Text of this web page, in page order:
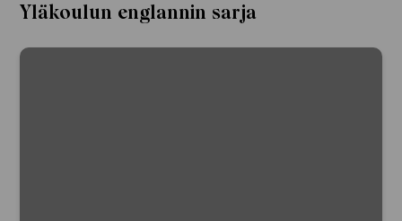
Yläkoulun englannin sarja